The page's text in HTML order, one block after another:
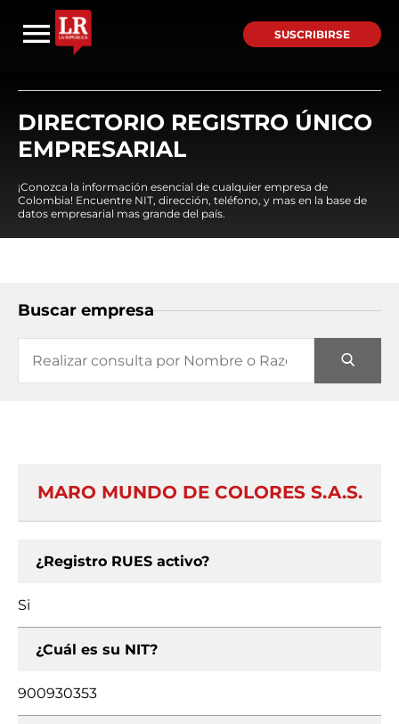
SUSCRIBIRSE
DIRECTORIO REGISTRO ÚNICO
EMPRESARIAL
¡Conozca la información esencial de cualquier empresa de
Colombia! Encuentre NIT, dirección, teléfono, y mas en la base de
datos empresarial mas grande del país.
Buscar empresa
MARO MUNDO DE COLORES S.A.S.
¿Registro RUES activo?
Si
¿Cuál es su NIT?
900930353